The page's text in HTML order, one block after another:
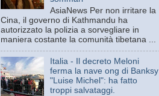
AsiaNews Per non irritare la
Cina, il governo di Kathmandu ha
autorizzato la polizia a sorvegliare in
maniera costante la comunità tibetana ...
Italia - Il decreto Meloni
ferma la nave ong di Banksy
"Luise Michel": ha fatto
troppi salvataggi.